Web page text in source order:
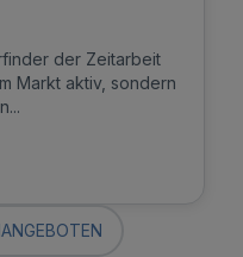
der Zeitarbeit
Markt aktiv, sondern